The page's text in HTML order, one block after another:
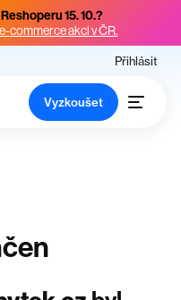
15. 10.?
commerce akci v ČR.
Přihlásit
Vyzkoušet